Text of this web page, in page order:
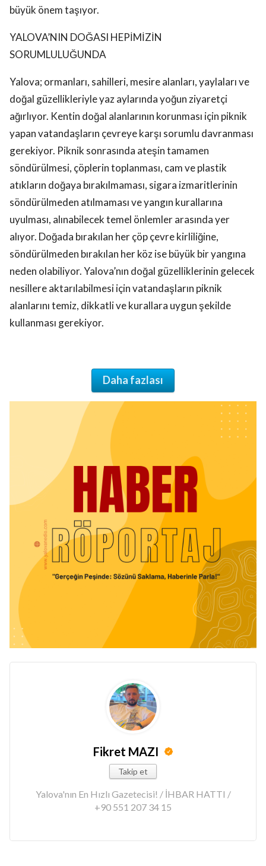
büyük önem taşıyor.
YALOVA’NIN DOĞASI HEPİMİZİN
SORUMLULUĞUNDA
Yalova; ormanları, sahilleri, mesire alanları, yaylaları ve
doğal güzellikleriyle yaz aylarında yoğun ziyaretçi
ağırlıyor. Kentin doğal alanlarının korunması için piknik
yapan vatandaşların çevreye karşı sorumlu davranması
gerekiyor. Piknik sonrasında ateşin tamamen
söndürülmesi, çöplerin toplanması, cam ve plastik
atıkların doğaya bırakılmaması, sigara izmaritlerinin
söndürülmeden atılmaması ve yangın kurallarına
uyulması, alınabilecek temel önlemler arasında yer
alıyor. Doğada bırakılan her çöp çevre kirliliğine,
söndürülmeden bırakılan her köz ise büyük bir yangına
neden olabiliyor. Yalova’nın doğal güzelliklerinin gelecek
nesillere aktarılabilmesi için vatandaşların piknik
alanlarını temiz, dikkatli ve kurallara uygun şekilde
kullanması gerekiyor.
Daha fazlası
Fikret MAZI
Takip et
Yalova'nın En Hızlı Gazetecisi! / İHBAR HATTI /
+90 551 207 34 15